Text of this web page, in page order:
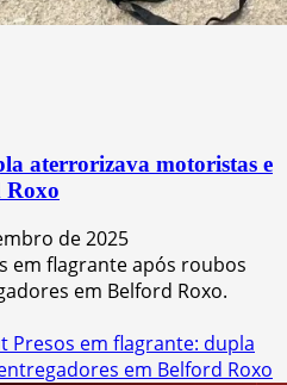
aterrorizava motoristas e
Roxo
de 2025
em flagrante após roubos
em Belford Roxo.
Presos em flagrante: dupla
em Belford Roxo